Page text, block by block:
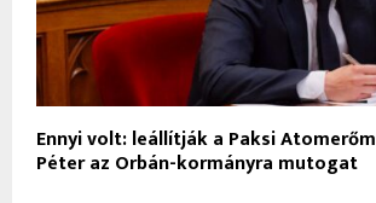
Ennyi volt: leállítják a Paksi
Péter az Orbán-kormányra mutogat